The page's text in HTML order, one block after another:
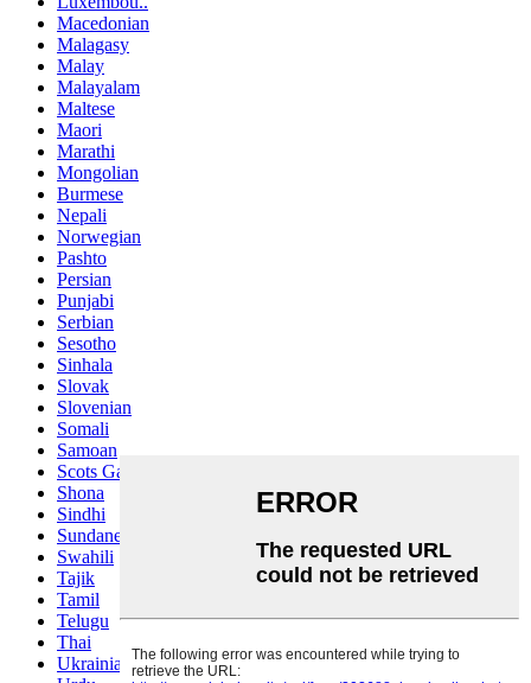
Macedonian
Malagasy
Malay
Malayalam
Maltese
Maori
Marathi
Mongolian
Burmese
Nepali
Norwegian
Pashto
Persian
Punjabi
Serbian
Sesotho
Sinhala
Slovak
Slovenian
Somali
Samoan
Scots Gaelic
Shona
Sindhi
Sundanese
Swahili
Tajik
Tamil
Telugu
Thai
Ukrainian